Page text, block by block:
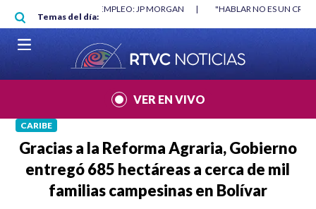
Pasar al contenido principal
Temas del día:
EMPLEO: JP MORGAN |
"HABLAR NO ES UN CRIMEN": CARTA DE
VER EN VIVO
CARIBE
Gracias a la Reforma Agraria, Gobierno
entregó 685 hectáreas a cerca de mil
familias campesinas en Bolívar